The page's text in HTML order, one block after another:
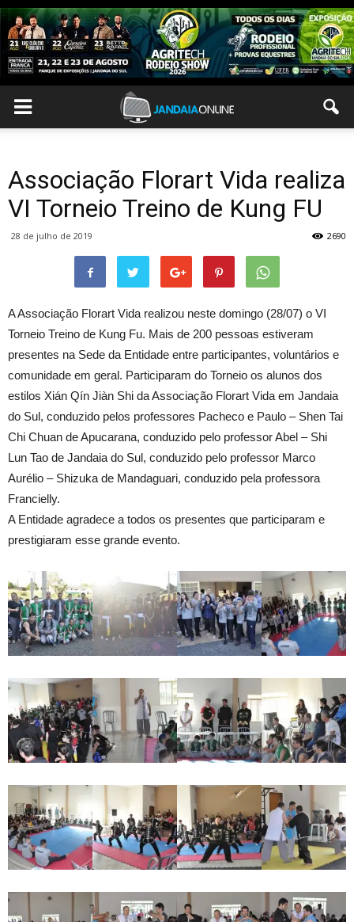
Associação Florart Vida realiza
VI Torneio Treino de Kung FU
28 de julho de 2019 2690
A Associação Florart Vida realizou neste domingo (28/07) o VI
Torneio Treino de Kung Fu. Mais de 200 pessoas estiveram
presentes na Sede da Entidade entre participantes, voluntários e
comunidade em geral. Participaram do Torneio os alunos dos
estilos Xián Qín Jiàn Shi da Associação Florart Vida em Jandaia
do Sul, conduzido pelos professores Pacheco e Paulo – Shen Tai
Chi Chuan de Apucarana, conduzido pelo professor Abel – Shi
Lun Tao de Jandaia do Sul, conduzido pelo professor Marco
Aurélio – Shizuka de Mandaguari, conduzido pela professora
Francielly.
A Entidade agradece a todos os presentes que participaram e
prestigiaram esse grande evento.